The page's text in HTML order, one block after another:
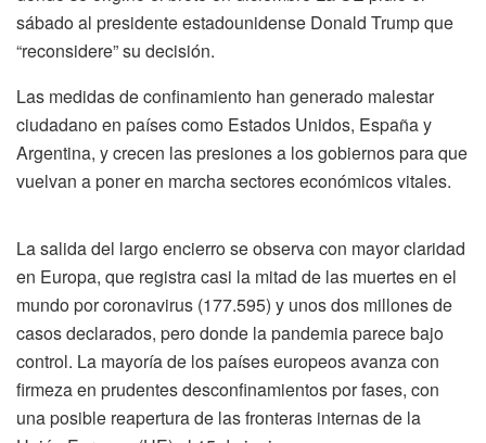
sábado al presidente estadounidense Donald Trump que
“reconsidere” su decisión.
Las medidas de confinamiento han generado malestar
ciudadano en países como Estados Unidos, España y
Argentina, y crecen las presiones a los gobiernos para que
vuelvan a poner en marcha sectores económicos vitales.
La salida del largo encierro se observa con mayor claridad
en Europa, que registra casi la mitad de las muertes en el
mundo por coronavirus (177.595) y unos dos millones de
casos declarados, pero donde la pandemia parece bajo
control. La mayoría de los países europeos avanza con
firmeza en prudentes desconfinamientos por fases, con
una posible reapertura de las fronteras internas de la